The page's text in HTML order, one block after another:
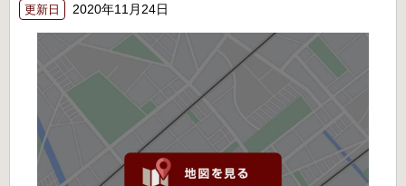
更新日 2020年11月24日